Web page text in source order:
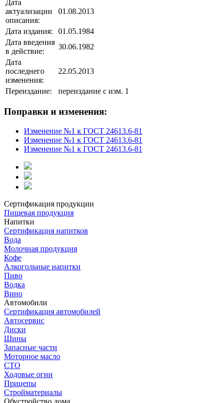
Дата
актуализации
описания:
01.08.2013
Дата издания:
01.05.1984
Дата введения
в действие:
30.06.1982
Дата
последнего
изменения:
22.05.2013
Переиздание: переиздание с изм. 1
Поправки и изменения:
Изменение №1 к ГОСТ 24613.6-81
Изменение №1 к ГОСТ 24613.6-81
Изменение №1 к ГОСТ 24613.6-81
Сертификация продукции
Пищевая продукция
Напитки
Сертификация напитков
Вода
Молочная продукция
Кофе
Алкогольные напитки
Пиво
Водка
Вино
Автомобили
Сертификация автомобилей
Автосервис
Диски
Шины
Запасные части
Моторное масло
СТО
Ходовые огни
Прицепы
Стройматериалы